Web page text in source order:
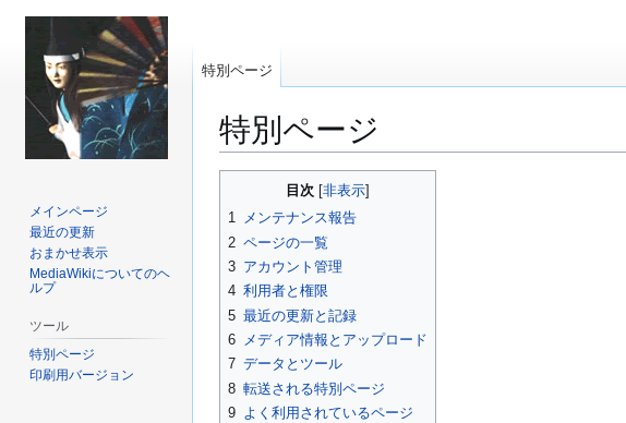
特別ページ
ー
シ
ョ
ン
に
移
動
移
動
目次
1 メンテナンス報告
2 ページの一覧
3 アカウント管理
4 利用者と権限
5 最近の更新と記録
6 メディア情報とアップロード
7 データとツール
8 転送される特別ページ
9 よく利用されているページ
特別ページ
メインページ
最近の更新
おまかせ表示
MediaWikiについてのヘ
ルプ
ツール
特別ページ
印刷用バージョン